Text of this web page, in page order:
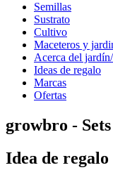
Semillas
Sustrato
Cultivo
Maceteros y
Acerca del
Ideas de regalo
Marcas
Ofertas
growbro -
Idea de